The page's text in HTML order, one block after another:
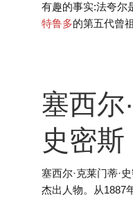
有趣的事实:法夸尔
特鲁多的第五代曾
塞西尔
史密斯
塞西尔·克莱门蒂·
杰出人物。从1887